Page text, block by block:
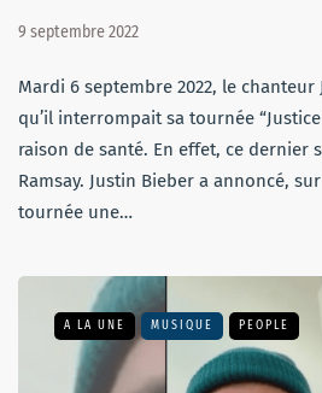
9 septembre 2022
Mardi 6 septembre 2022, le
qu’il interrompait sa tournée
raison de santé. En effet, ce dernier
Ramsay. Justin Bieber a annoncé,
tournée une…
A LA UNE MUSIQUE PEOPLE